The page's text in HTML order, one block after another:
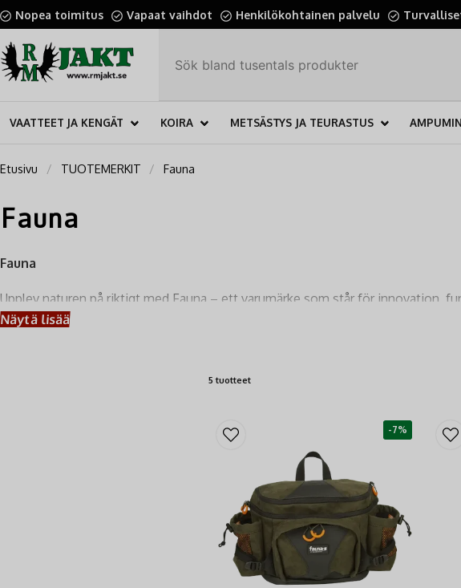
Nopea toimitus Vapaat vaihdot Henkilökohtainen palvelu
VAATTEET JA KENGÄT KOIRA METSÄSTYS JA TEURASTUS
Etusivu TUOTEMERKIT Fauna
Fauna
Fauna
Upplev naturen på riktigt med Fauna – ett varumärke som står för innovation,
möta de tuffaste kraven från den passionerade jägaren och friluftsmänniskan.
Näytä lisää
5 tuotteet
-7%